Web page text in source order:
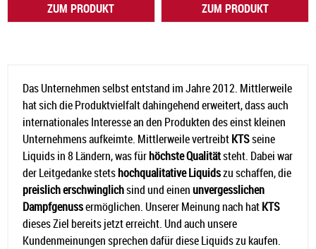
ZUM PRODUKT ZUM PRODUKT
Das Unternehmen selbst entstand im Jahre 2012. Mittlerweile
hat sich die Produktvielfalt dahingehend erweitert, dass auch
internationales Interesse an den Produkten des einst kleinen
Unternehmens aufkeimte. Mittlerweile vertreibtKTSseine
Liquids in 8 Ländern, was fürhöchste Qualitätsteht. Dabei war
der Leitgedanke stetshochqualitative Liquidszu schaffen, die
preislich erschwinglichsind und einenunvergesslichen
Dampfgenussermöglichen. Unserer Meinung nach hatKTS
dieses Ziel bereits jetzt erreicht. Und auch unsere
Kundenmeinungen sprechen dafür diese Liquids zu kaufen.